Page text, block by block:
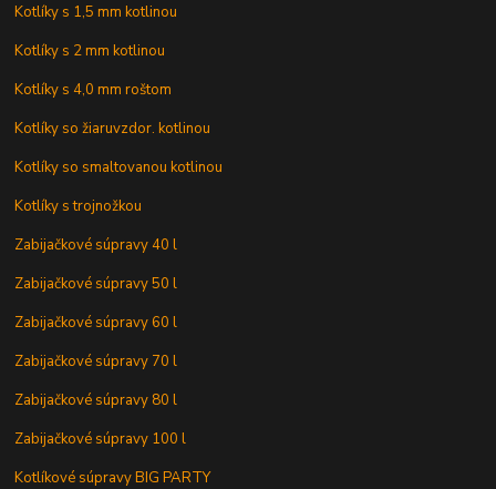
Kotlíky s 1,5 mm kotlinou
Kotlíky s 2 mm kotlinou
Kotlíky s 4,0 mm roštom
Kotlíky so žiaruvzdor. kotlinou
Kotlíky so smaltovanou kotlinou
Kotlíky s trojnožkou
Zabijačkové súpravy 40 l
Zabijačkové súpravy 50 l
Zabijačkové súpravy 60 l
Zabijačkové súpravy 70 l
Zabijačkové súpravy 80 l
Zabijačkové súpravy 100 l
Kotlíkové súpravy BIG PARTY